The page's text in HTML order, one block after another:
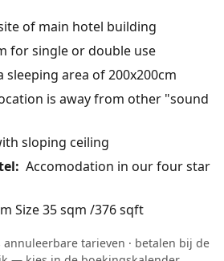
of main hotel building
for single or double use
sleeping area of 200x200cm
is away from other "sound
sloping ceiling
Accomodation in our four star
Size 35 sqm /376 sqft
tarieven · betalen bij de